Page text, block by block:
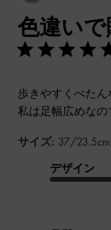
色違い
歩きやすくぺたん
私は足幅広めな
サイズ: 37/23.5cm
デザイン